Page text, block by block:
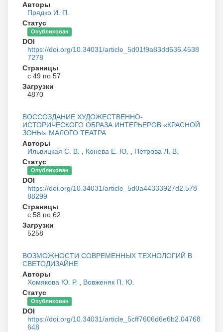
Авторы
Прядко И. П.
Статус
Опубликован
DOI
https://doi.org/10.34031/article_5d01f9a83dd636.4538
7278
Страницы
с 49 по 57
Загрузки
4870
ВОССОЗДАНИЕ ХУДОЖЕСТВЕННО-
ИСТОРИЧЕСКОГО ОБРАЗА ИНТЕРЬЕРОВ «КРАСНОЙ
ЗОНЫ» МАЛОГО ТЕАТРА
Авторы
Ильвицкая С. В. , Конева Е. Ю. , Петрова Л. В.
Статус
Опубликован
DOI
https://doi.org/10.34031/article_5d0a44333927d2.578
88299
Страницы
с 58 по 62
Загрузки
5258
ВОЗМОЖНОСТИ СОВРЕМЕННЫХ ТЕХНОЛОГИЙ В
СВЕТОДИЗАЙНЕ
Авторы
Хомякова Ю. Р. , Вовженяк П. Ю.
Статус
Опубликован
DOI
https://doi.org/10.34031/article_5cff7606d6e6b2.04768
648